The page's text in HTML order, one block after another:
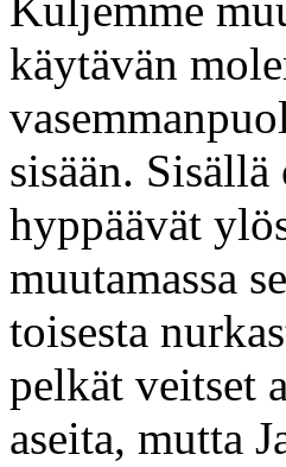
Kuljemme
käytävän
sisään.
hyppäävät
muutamassa
toisesta
pelkät veitset
aseita, mutta